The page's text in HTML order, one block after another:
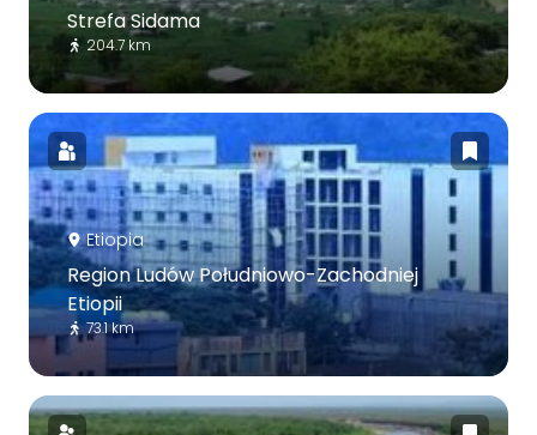
Strefa Sidama
204.7 km
Etiopia
Region Ludów Południowo-Zachodniej
Etiopii
73.1 km